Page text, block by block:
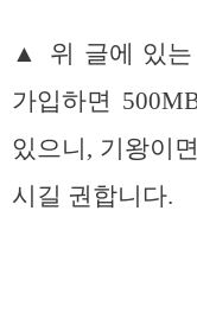
▲ 위 글에 있는
가입하면
있으니, 기왕이
시길 권합니다.